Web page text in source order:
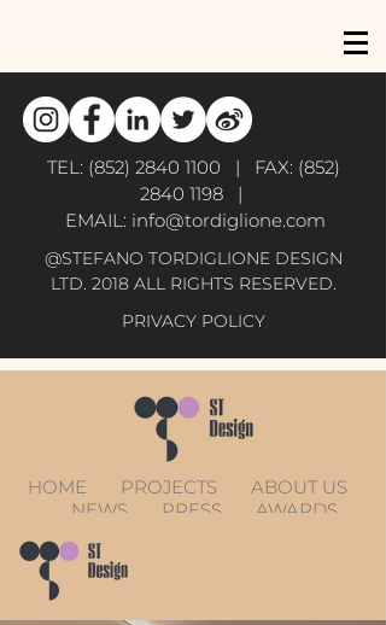
TEL: (852) 2840 1100 | FAX: (852)
2840 1198|
EMAIL: info@tordiglione.com
@STEFANO TORDIGLIONE DESIGN
LTD. 2018 ALL RIGHTS RESERVED.
PRIVACY POLICY
HOME PROJECTS
ABOUT US
NEWS
PRESS
AWARDS